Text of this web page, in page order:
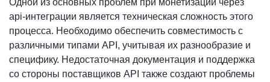
Одной из основных проблем при монетизации через
api-интеграции является техническая сложность этого
процесса. Необходимо обеспечить совместимость с
различными типами API, учитывая их разнообразие и
специфику. Недостаточная документация и поддержка
со стороны поставщиков API также создают проблемы